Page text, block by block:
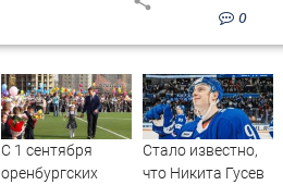
0
С 1 сентября
оренбургских
Стало известно,
что Никита Гусев